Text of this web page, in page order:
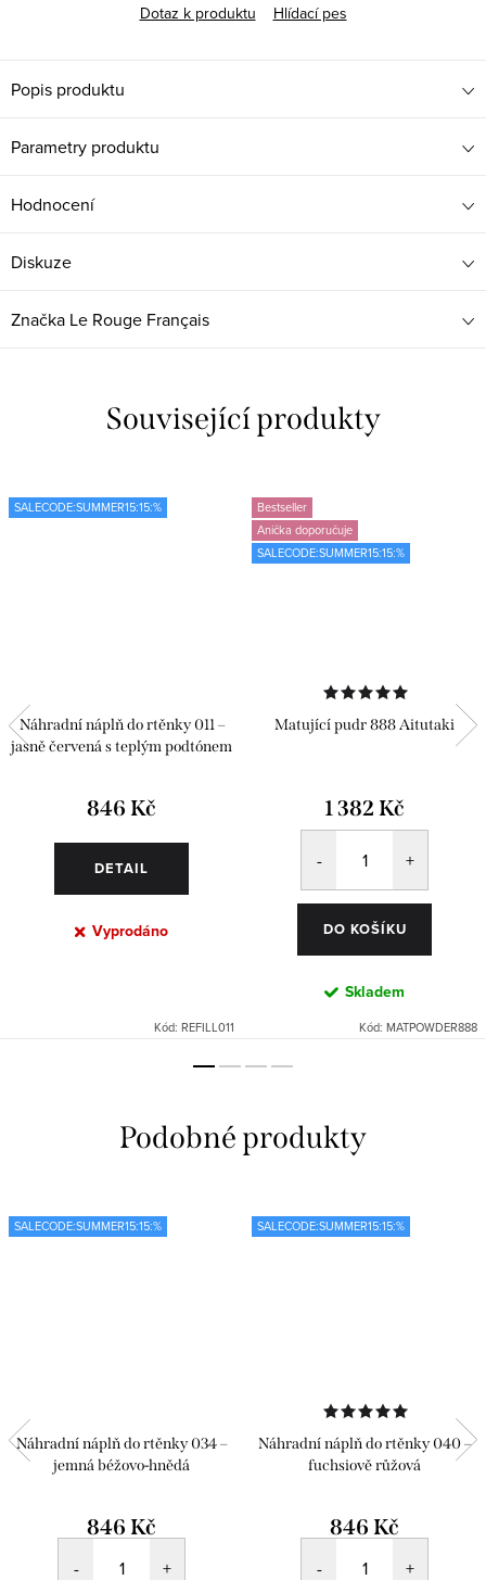
Dotaz k produktu
Hlídací pes
Popis produktu
Parametry produktu
Hodnocení
Diskuze
Značka Le Rouge Français
Související produkty
SALECODE:SUMMER15:15:%
Náhradní náplň do rtěnky 011 –
jasně červená s teplým podtónem
846 Kč
DETAIL
Vyprodáno
Kód: REFILL011
Bestseller
Anička doporučuje
SALECODE:SUMMER15:15:%
Matující pudr 888 Aitutaki
1 382 Kč
DO KOŠÍKU
Skladem
Kód: MATPOWDER888
SALECODE:SUMMER15:15:%
Náhradní náplň do rtěnky 034 –
jemná béžovo-hnědá
846 Kč
SALECODE:SUMMER15:15:%
Náhradní náplň do rtěnky 040 –
fuchsiově růžová
846 Kč